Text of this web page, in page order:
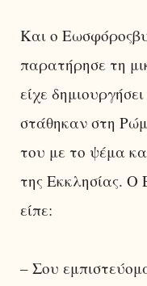
Και ο
παρατήρησε τη
είχε
στάθηκαν στη
του με το ψέμα
της Εκκλησίας. Ο
είπε:
– Σου